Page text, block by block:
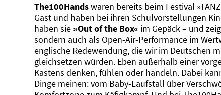
The100Handswaren bereits beim Festival
Gast und haben bei ihren Schulvorstellungen
haben sie »Out of the Box« im Gepäck – und
sondern auch als Open-Air-Performance im
englische Redewendung, die wir im Deutschen
gleichsetzen würden. Eben außerhalb einer
Kastens denken, fühlen oder handeln. Dabei
Dinge meinen: vom Baby-Laufstall über